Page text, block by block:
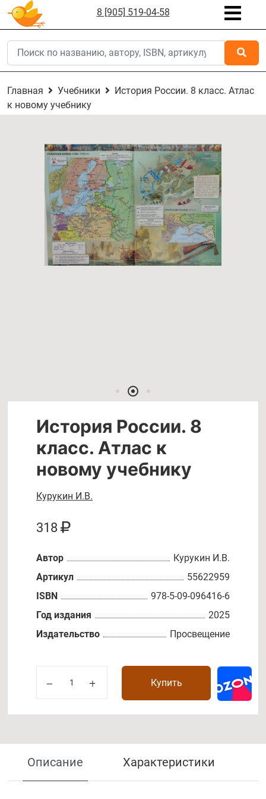
8 [905] 519-04-58
Главная Учебники
История России. 8 класс. Атлас
к новому учебнику
История России. 8
класс. Атлас к
новому учебнику
Курукин И.В.
318
Автор
Курукин И.В.
Артикул
55622959
ISBN
978-5-09-096416-6
Год издания
2025
Издательство
Просвещение
Купить
Описание Характеристики